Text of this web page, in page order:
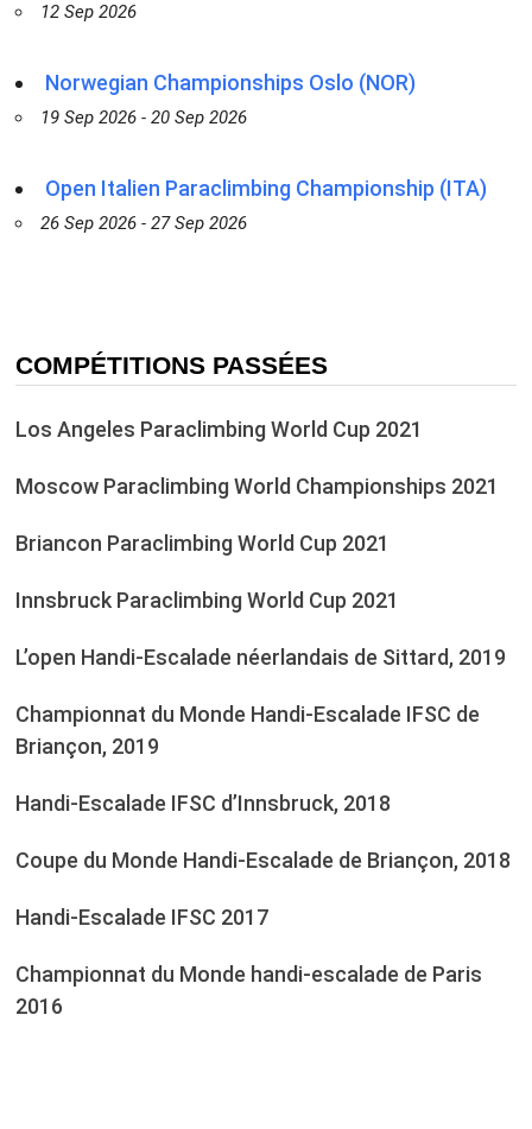
12 Sep 2026
Norwegian Championships Oslo (NOR)
19 Sep 2026 - 20 Sep 2026
Open Italien Paraclimbing Championship (ITA)
26 Sep 2026 - 27 Sep 2026
COMPÉTITIONS PASSÉES
Los Angeles Paraclimbing World Cup 2021
Moscow Paraclimbing World Championships 2021
Briancon Paraclimbing World Cup 2021
Innsbruck Paraclimbing World Cup 2021
L’open Handi-Escalade néerlandais de Sittard, 2019
Championnat du Monde Handi-Escalade IFSC de
Briançon, 2019
Handi-Escalade IFSC d’Innsbruck, 2018
Coupe du Monde Handi-Escalade de Briançon, 2018
Handi-Escalade IFSC 2017
Championnat du Monde handi-escalade de Paris
2016